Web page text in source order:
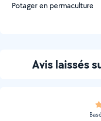
Potager en permaculture
Avis laissés